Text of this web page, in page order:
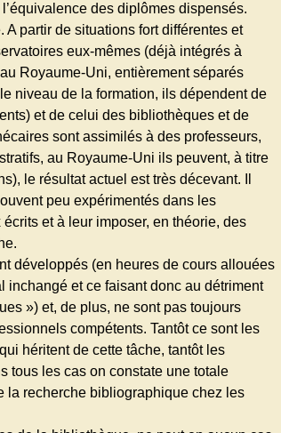
des diplômes dispensés.
A partir de situations fort différentes et
eux-mêmes (déjà intégrés à
Royaume-Uni, entièrement séparés
niveau de la formation, ils dépendent de
et de celui des bibliothèques et de
sont assimilés à des professeurs,
au Royaume-Uni ils peuvent, à titre
le résultat actuel est très décevant. Il
peu expérimentés dans les
et à leur imposer, en théorie, des
développés (en heures de cours allouées
inchangé et ce faisant donc au détriment
») et, de plus, ne sont pas toujours
compétents. Tantôt ce sont les
héritent de cette tâche, tantôt les
tous les cas on constate une totale
la recherche bibliographique chez les